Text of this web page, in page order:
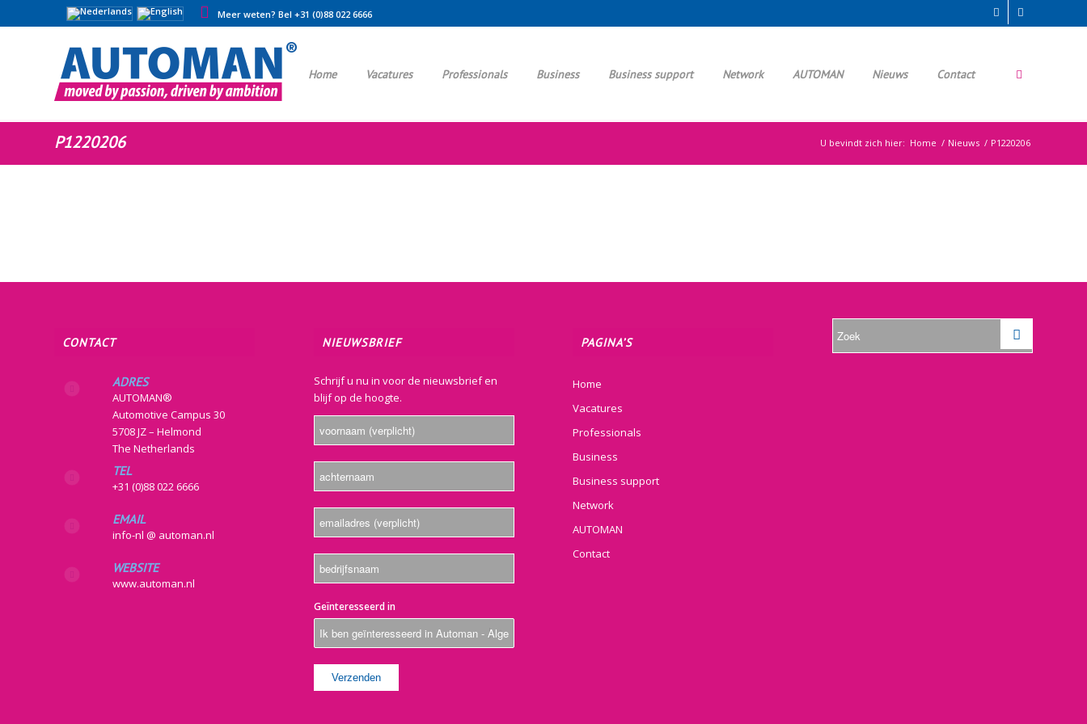
Meer weten? Bel +31 (0)88 022 6666
Home Vacatures Professionals Business Business support Network AUTOMAN Nieuws Contact
P1220206 U bevindt zich hier: Home / Nieuws / P1220206
CONTACT
ADRES
AUTOMAN®
Automotive Campus 30
5708 JZ – Helmond
The Netherlands
TEL
+31 (0)88 022 6666
EMAIL
info-nl @ automan.nl
WEBSITE
www.automan.nl
NIEUWSBRIEF
Schrijf u nu in voor de nieuwsbrief en
blijf op de hoogte.
Geïnteresseerd in
PAGINA’S
Home
Vacatures
Professionals
Business
Business support
Network
AUTOMAN
Contact